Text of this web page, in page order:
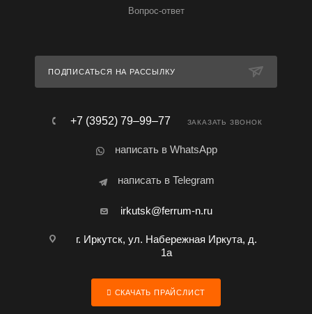
Вопрос-ответ
ПОДПИСАТЬСЯ НА РАССЫЛКУ
+7 (3952) 79‒99‒77 ЗАКАЗАТЬ ЗВОНОК
написать в WhatsApp
написать в Telegram
irkutsk@ferrum-n.ru
г. Иркутск, ул. Набережная Иркута, д.
1а
СКАЧАТЬ ПРАЙСЛИСТ